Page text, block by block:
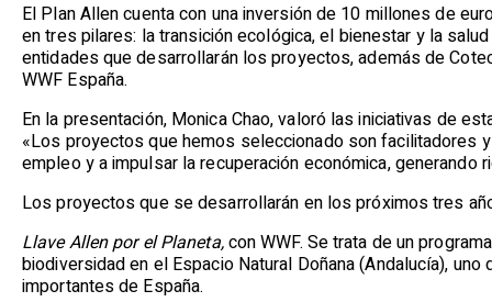
El Plan Allen cuenta con una inversión de 10 millones de
en tres pilares: la transición ecológica, el bienestar y la
entidades que desarrollarán los proyectos, además de
WWF España.
En la presentación, Monica Chao, valoró las iniciativas de
«Los proyectos que hemos seleccionado son facilitadores
empleo y a impulsar la recuperación económica, generando
Los proyectos que se desarrollarán en los próximos tres
Llave Allen por el Planeta,con WWF. Se trata de un
biodiversidad en el Espacio Natural Doñana (Andalucía),
importantes de España.